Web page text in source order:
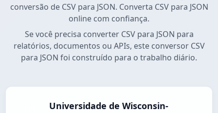
conversão de CSV para JSON. Converta CSV para JSON
online com confiança.
Se você precisa converter CSV para JSON para
relatórios, documentos ou APIs, este conversor CSV
para JSON foi construído para o trabalho diário.
Universidade de Wisconsin-